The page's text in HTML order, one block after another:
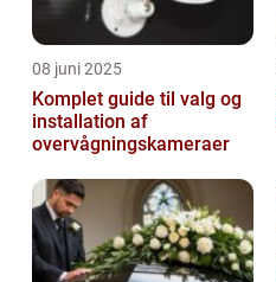
08 juni 2025
Komplet guide til valg og
installation af
overvågningskameraer